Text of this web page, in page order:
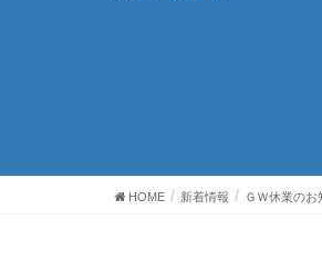
HOME 新着情報 ＧＷ休業のお